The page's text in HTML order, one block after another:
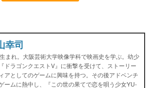
幸司
まれ。大阪芸術大学映像学科で映画史を学ぶ。幼少
ドラゴンクエストV』に衝撃を受けて、ストーリー
アとしてのゲームに興味を持つ。その後アドベンチ
ームに熱中し、『この世の果てで恋を唄う少女YU-